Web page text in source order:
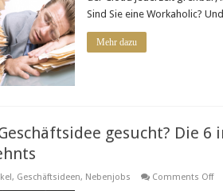
Sucht“
Sind Sie eine Workaholic?
Mehr dazu
gesucht? Die
, Geschäftsideen, Nebenjobs Comments Offon